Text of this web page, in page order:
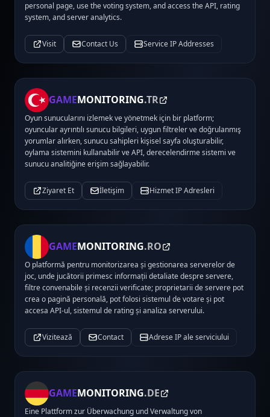
personal page, use the voting system, and access the API, rating
system, and server analytics.
Visit Contact Us Service IP Addresses
GAMEMONITORING.TR
Oyun sunucularını izlemek ve yönetmek için bir platform;
oyuncular ayrıntılı sunucu bilgileri, uygun filtreler ve doğrulanmış
yorumlar alırken, sunucu sahipleri kişisel sayfa oluşturabilir,
oylama sistemini kullanabilir ve API, derecelendirme sistemi ve
sunucu analitiğine erişim sağlayabilir.
Ziyaret Et İletişim Hizmet IP Adresleri
GAMEMONITORING.RO
O platformă pentru monitorizarea și gestionarea serverelor de
joc, unde jucătorii primesc informații detaliate despre servere,
filtre convenabile și recenzii verificate; proprietarii de servere pot
crea o pagină personală, pot folosi sistemul de votare și pot
accesa API-ul, sistemul de rating și analiza serverului.
Vizitează Contact Adrese IP ale serviciului
GAMEMONITORING.DE
Eine Plattform zur Überwachung und Verwaltung von